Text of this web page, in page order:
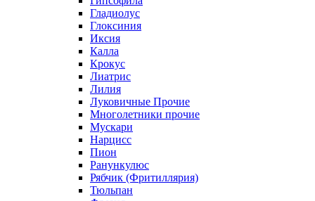
Гладиолус
Глоксиния
Иксия
Калла
Крокус
Лиатрис
Лилия
Луковичные Прочие
Многолетники прочие
Мускари
Нарцисс
Пион
Ранункулюс
Рябчик (Фритиллярия)
Тюльпан